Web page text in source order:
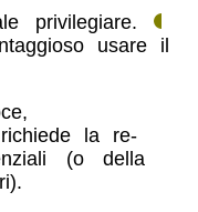
privilegiare.
usare il
,
la re-
(o della
.